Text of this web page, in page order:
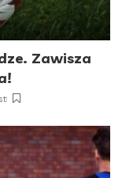
Zawisza